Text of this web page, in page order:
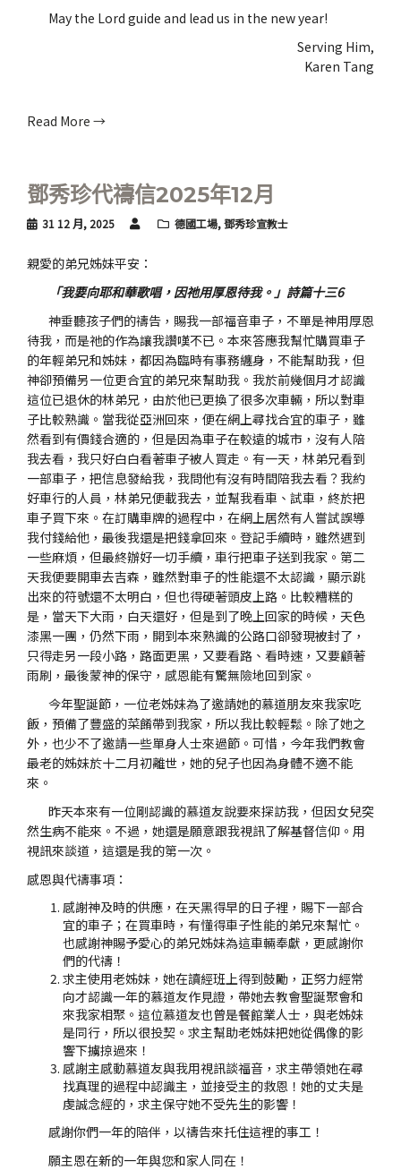
May the Lord guide and lead us in the new year!
Serving Him,
Karen Tang
Read More →
鄧秀珍代禱信2025年12月
31 12 月, 2025 德國工場,鄧秀珍宣教士
親愛的弟兄姊妹平安：
「我要向耶和華歌唱，因祂用厚恩待我。」詩篇十三6
神垂聽孩子們的禱告，賜我一部福音車子，不單是神用厚恩
待我，而是祂的作為讓我讚嘆不已。本來答應我幫忙購買車子
的年輕弟兄和姊妹，都因為臨時有事務纏身，不能幫助我，但
神卻預備另一位更合宜的弟兄來幫助我。我於前幾個月才認識
這位已退休的林弟兄，由於他已更換了很多次車輛，所以對車
子比較熟識。當我從亞洲回來，便在網上尋找合宜的車子，雖
然看到有價錢合適的，但是因為車子在較遠的城市，沒有人陪
我去看，我只好白白看著車子被人買走。有一天，林弟兄看到
一部車子，把信息發給我，我問他有沒有時間陪我去看？我約
好車行的人員，林弟兄便載我去，並幫我看車、試車，終於把
車子買下來。在訂購車牌的過程中，在網上居然有人嘗試誤導
我付錢給他，最後我還是把錢拿回來。登記手續時，雖然遇到
一些麻煩，但最終辦好一切手續，車行把車子送到我家。第二
天我便要開車去吉森，雖然對車子的性能還不太認識，顯示跳
出來的符號還不太明白，但也得硬著頭皮上路。比較糟糕的
是，當天下大雨，白天還好，但是到了晚上回家的時候，天色
漆黑一團，仍然下雨，開到本來熟識的公路口卻發現被封了，
只得走另一段小路，路面更黑，又要看路、看時速，又要顧著
雨刷，最後蒙神的保守，感恩能有驚無險地回到家。
今年聖誕節，一位老姊妹為了邀請她的慕道朋友來我家吃
飯，預備了豐盛的菜餚帶到我家，所以我比較輕鬆。除了她之
外，也少不了邀請一些單身人士來過節。可惜，今年我們教會
最老的姊妹於十二月初離世，她的兒子也因為身體不適不能
來。
昨天本來有一位剛認識的慕道友說要來探訪我，但因女兒突
然生病不能來。不過，她還是願意跟我視訊了解基督信仰。用
視訊來談道，這還是我的第一次。
感恩與代禱事項：
感謝神及時的供應，在天黑得早的日子裡，賜下一部合
宜的車子；在買車時，有懂得車子性能的弟兄來幫忙。
也感謝神賜予愛心的弟兄姊妹為這車輛奉獻，更感謝你
們的代禱！
求主使用老姊妹，她在讀經班上得到鼓勵，正努力經常
向才認識一年的慕道友作見證，帶她去教會聖誕聚會和
來我家相聚。這位慕道友也曾是餐館業人士，與老姊妹
是同行，所以很投契。求主幫助老姊妹把她從偶像的影
響下擄掠過來！
感謝主感動慕道友與我用視訊談福音，求主帶領她在尋
找真理的過程中認識主，並接受主的救恩！她的丈夫是
虔誠念經的，求主保守她不受先生的影響！
感謝你們一年的陪伴，以禱告來托住這裡的事工！
願主恩在新的一年與您和家人同在！